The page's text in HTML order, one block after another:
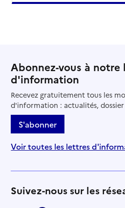
Abonnez-vous à notre
d'information
Recevez gratuitement tous les
d'information : actualités, dossier
S'abonner
Voir toutes les lettres
Suivez-nous sur les